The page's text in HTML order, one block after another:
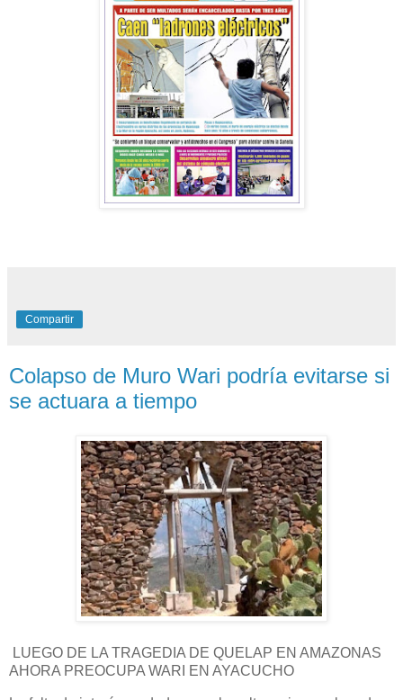
Compartir
Colapso de Muro Wari podría evitarse si
se actuara a tiempo
LUEGO DE LA TRAGEDIA DE QUELAP EN AMAZONAS
AHORA PREOCUPA WARI EN AYACUCHO